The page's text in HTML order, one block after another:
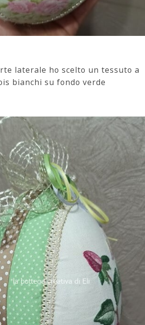
laterale ho scelto un tessuto a
bianchi su fondo verde